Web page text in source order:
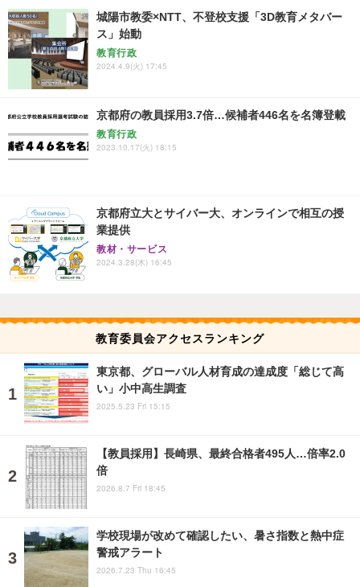
城陽市教委×NTT、不登校支援「3D教育メタバー
ス」始動
教育行政
2024.4.9(火) 17:45
京都府の教員採用3.7倍…候補者446名を名簿登載
教育行政
2023.10.17(火) 18:15
京都府立大とサイバー大、オンラインで相互の授
業提供
教材・サービス
2024.3.28(木) 16:45
教育委員会アクセスランキング
東京都、グローバル人材育成の達成度「総じて高
い」小中高生調査
2025.5.23 Fri 15:15
【教員採用】長崎県、最終合格者495人…倍率2.0
倍
2026.8.7 Fri 18:45
学校現場が改めて確認したい、暑さ指数と熱中症
警戒アラート
2026.7.23 Thu 16:45